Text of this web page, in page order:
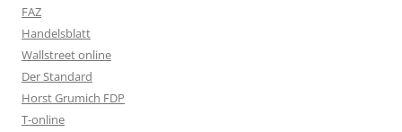
FAZ
Handelsblatt
Wallstreet online
Der Standard
Horst Grumich FDP
T-online